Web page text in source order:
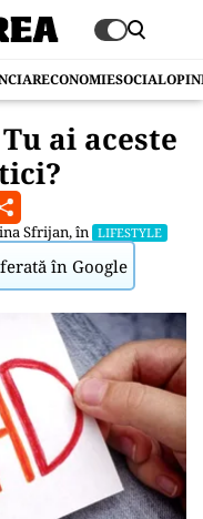
ECONOMIESOCIAL
ai aceste
Sfrijan, în LIFESTYLE
în Google